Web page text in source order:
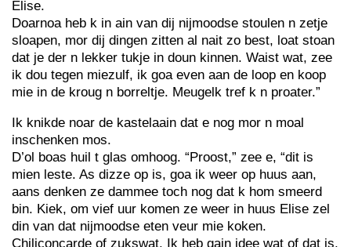
Elise.
Doarnoa heb k in ain van dij nijmoodse stoulen n zetje
sloapen, mor dij dingen zitten al nait zo best, loat stoan
dat je der n lekker tukje in doun kinnen. Waist wat, zee
ik dou tegen miezulf, ik goa even aan de loop en koop
mie in de kroug n borreltje. Meugelk tref k n proater.”
Ik knikde noar de kastelaain dat e nog mor n moal
inschenken mos.
D’ol boas huil t glas omhoog. “Proost,” zee e, “dit is
mien leste. As dizze op is, goa ik weer op huus aan,
aans denken ze dammee toch nog dat k hom smeerd
bin. Kiek, om vief uur komen ze weer in huus Elise zel
din van dat nijmoodse eten veur mie koken.
Chiliconcarde of zukswat. Ik heb gain idee wat of dat is,